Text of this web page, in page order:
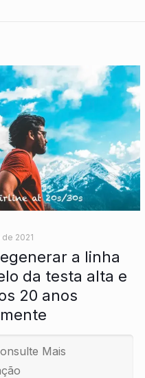
2021
a linha
da testa alta e
20 anos
Mais